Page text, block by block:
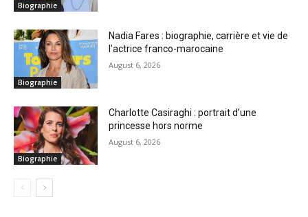
Biographie
Biographie
Nadia Fares : biographie, carrière et vie de
l’actrice franco-marocaine
August 6, 2026
Biographie
Charlotte Casiraghi : portrait d’une
princesse hors norme
August 6, 2026